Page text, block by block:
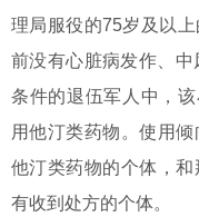
理局服役的75岁及以
前没有心脏病发作、
条件的退伍军人中，
用他汀类药物。使用
他汀类药物的个体，
有收到处方的个体。